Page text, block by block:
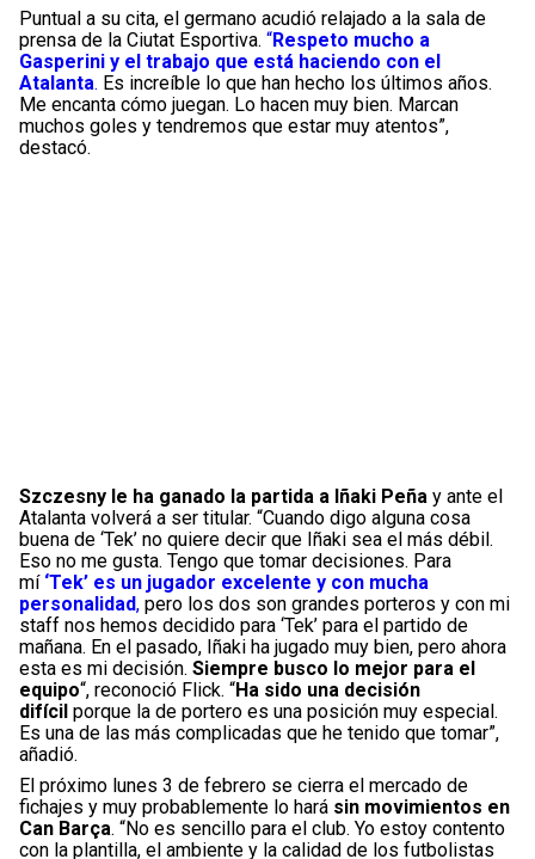
Puntual a su cita, el germano acudió relajado a la sala de
prensa de la Ciutat Esportiva. “Respeto mucho a
Gasperini y el trabajo que está haciendo con el
Atalanta. Es increíble lo que han hecho los últimos años.
Me encanta cómo juegan. Lo hacen muy bien. Marcan
muchos goles y tendremos que estar muy atentos”,
destacó.
Szczesny le ha ganado la partida a Iñaki Peña y ante el
Atalanta volverá a ser titular. “Cuando digo alguna cosa
buena de ‘Tek’ no quiere decir que Iñaki sea el más débil.
Eso no me gusta. Tengo que tomar decisiones. Para
mí ‘Tek’ es un jugador excelente y con mucha
personalidad, pero los dos son grandes porteros y con mi
staff nos hemos decidido para ‘Tek’ para el partido de
mañana. En el pasado, Iñaki ha jugado muy bien, pero ahora
esta es mi decisión. Siempre busco lo mejor para el
equipo“, reconoció Flick. “Ha sido una decisión
difícil porque la de portero es una posición muy especial.
Es una de las más complicadas que he tenido que tomar”,
añadió.
El próximo lunes 3 de febrero se cierra el mercado de
fichajes y muy probablemente lo hará sin movimientos en
Can Barça. “No es sencillo para el club. Yo estoy contento
con la plantilla, el ambiente y la calidad de los futbolistas